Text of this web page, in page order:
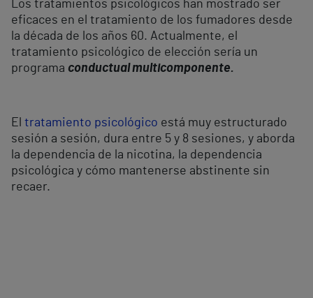
Los tratamientos psicológicos han mostrado ser
eficaces en el tratamiento de los fumadores desde
la década de los años 60. Actualmente, el
tratamiento psicológico de elección sería un
programa conductual multicomponente.
El tratamiento psicológico está muy estructurado
sesión a sesión, dura entre 5 y 8 sesiones, y aborda
la dependencia de la nicotina, la dependencia
psicológica y cómo mantenerse abstinente sin
recaer.